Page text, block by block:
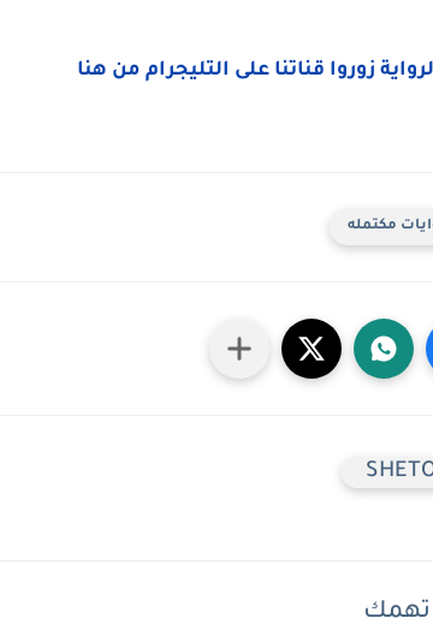
زوروا قناتنا على التليجرام من هنا
مكتمله
تهمك